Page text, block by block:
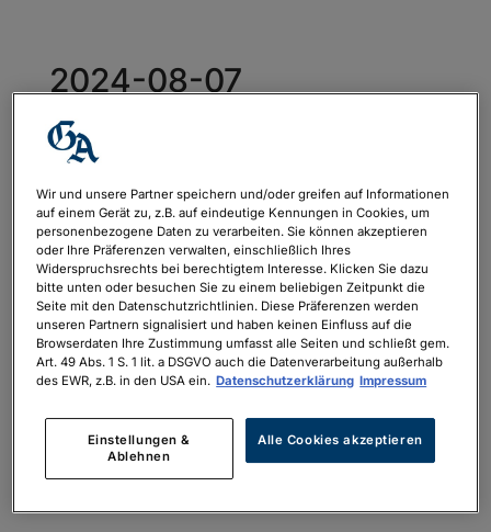
2024-08-07
KuesteZuKueste – inkl
AGB
vonphilipp.neubauer|Dez. 6, 2023
2024-08-07 KuesteZuKueste - inkl AGB
Neueste Kommentare
Archiv
Wir und unsere Partner speichern und/oder greifen auf Informationen
auf einem Gerät zu, z.B. auf eindeutige Kennungen in Cookies, um
personenbezogene Daten zu verarbeiten. Sie können akzeptieren
oder Ihre Präferenzen verwalten, einschließlich Ihres
Widerspruchsrechts bei berechtigtem Interesse. Klicken Sie dazu
bitte unten oder besuchen Sie zu einem beliebigen Zeitpunkt die
Seite mit den Datenschutzrichtlinien. Diese Präferenzen werden
unseren Partnern signalisiert und haben keinen Einfluss auf die
Browserdaten Ihre Zustimmung umfasst alle Seiten und schließt gem.
Art. 49 Abs. 1 S. 1 lit. a DSGVO auch die Datenverarbeitung außerhalb
des EWR, z.B. in den USA ein. Datenschutzerklärung Impressum
Einstellungen &
Ablehnen
Alle Cookies akzeptieren